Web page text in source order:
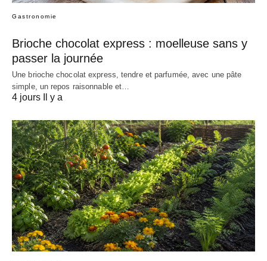
Gastronomie
Brioche chocolat express : moelleuse sans y
passer la journée
Une brioche chocolat express, tendre et parfumée, avec une pâte
simple, un repos raisonnable et…
4 jours Il y a